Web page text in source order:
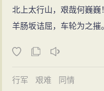
具）。这说的是‘绝妙好
想法，和杨修是一样的，
分香卖履
曹操临终前，留下《遗
出。在诗歌体裁上，曹操
规，而是有所发展。如
乐府
中都是挽歌，他却
及从南北朝直到唐代的许
曹操也因此得罪了蹇硕等
的关系，明升暗降，曹操
曹操给其子曹植的一封
十三矣，可不勉欤！”
刘渊：“大丈夫当为汉高
王导：“昔魏武，达政之
可不负饮矣！”
北上太行山，艰哉何巍巍
羊肠坂诘屈，车轮为之摧
行军 艰难 同情